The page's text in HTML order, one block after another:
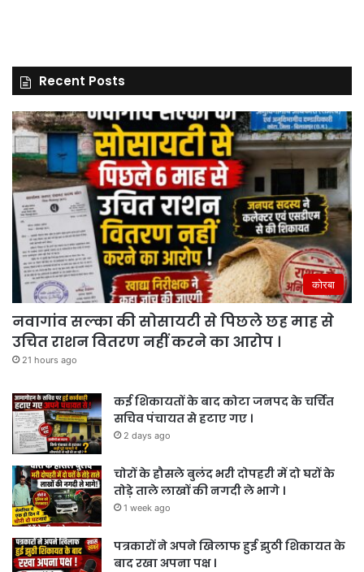
Recent Posts
कोरबा
नवागांव सल्का की सोसायटी से पिछले छह माह से
उचित राशन वितरण नहीं करने का आरोप ।
21 hours ago
कई शिकायतों के बाद कोटा जनपद के चर्चित
सचिव पंचायत से हटाए गए ।
2 days ago
चोरों के हौसले बुलंद भरी दोपहरी में दो घरों के
तोड़े ताले लाखों की नगदी ले भागे ।
1 week ago
पत्रकारों ने अपने खिलाफ हुई झुठी शिकायत के
बाद रखा अपना पक्ष ।